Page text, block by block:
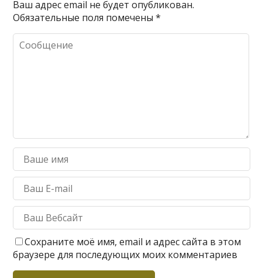
Ваш адрес email не будет опубликован.
Обязательные поля помечены*
Сохраните моё имя, email и адрес сайта в этом
браузере для последующих моих комментариев